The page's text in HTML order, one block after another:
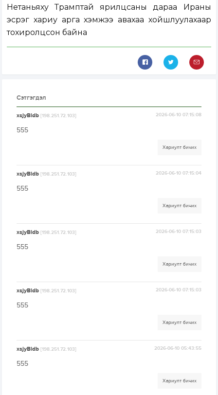
Нетаньяху Трамптай ярилцсаны дараа Ираны
эсрэг хариу арга хэмжээ авахаа хойшлуулахаар
тохиролцсон байна
Сэтгэгдэл
xsjyBldb[198.251.72.103] 2026-06-10 07:15:08
555
Хариулт бичих
xsjyBldb[198.251.72.103] 2026-06-10 07:15:04
555
Хариулт бичих
xsjyBldb[198.251.72.103] 2026-06-10 07:15:03
555
Хариулт бичих
xsjyBldb[198.251.72.103] 2026-06-10 07:15:03
555
Хариулт бичих
xsjyBldb[198.251.72.103] 2026-06-10 05:43:55
555
Хариулт бичих